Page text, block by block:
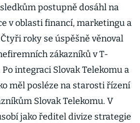
postupně dosáhl na
v oblasti financí, marketingu a
roky se úspěšně věnoval
zákazníků v T-
integraci Slovak Telekomu a
měl posléze na starosti řízení
Slovak Telekomu. V
jako ředitel divize strategie